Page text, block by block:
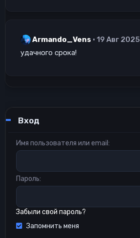
Armando_Vens
19 Авг 2025
удачного срока!
Вход
Имя пользователя или email
Пароль
Забыли свой пароль?
Запомнить меня